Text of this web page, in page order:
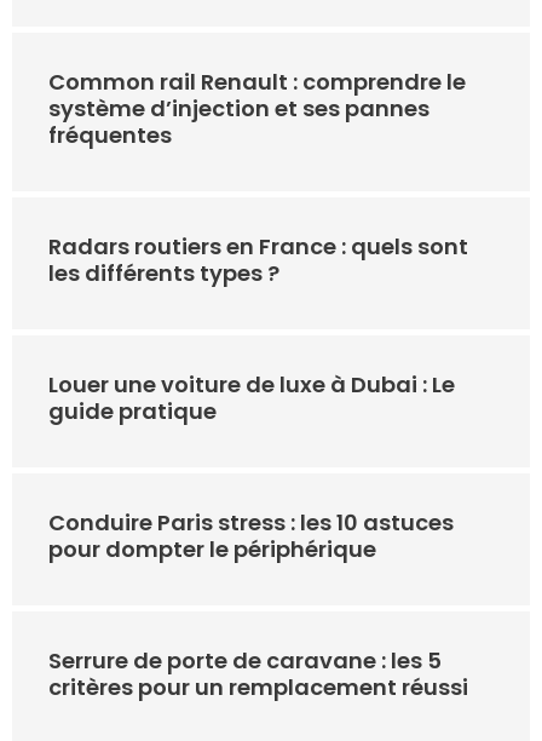
Common rail Renault : comprendre le
système d’injection et ses pannes
fréquentes
Radars routiers en France : quels sont
les différents types ?
Louer une voiture de luxe à Dubai : Le
guide pratique
Conduire Paris stress : les 10 astuces
pour dompter le périphérique
Serrure de porte de caravane : les 5
critères pour un remplacement réussi